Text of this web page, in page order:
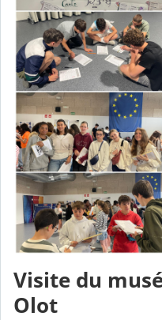
Visite du
Olot